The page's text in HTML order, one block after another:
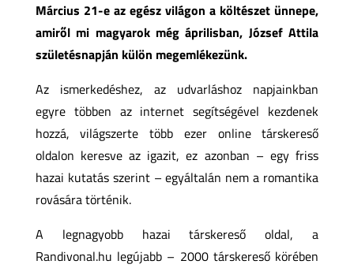
Március 21-e az egész világon a költészet ünnepe,
amiről mi magyarok még áprilisban, József Attila
születésnapján külön megemlékezünk.
Az ismerkedéshez, az udvarláshoz napjainkban
egyre többen az internet segítségével kezdenek
hozzá, világszerte több ezer online társkereső
oldalon keresve az igazit, ez azonban – egy friss
hazai kutatás szerint – egyáltalán nem a romantika
rovására történik.
A legnagyobb hazai társkereső oldal, a
Randivonal.hu legújabb – 2000 társkereső körében